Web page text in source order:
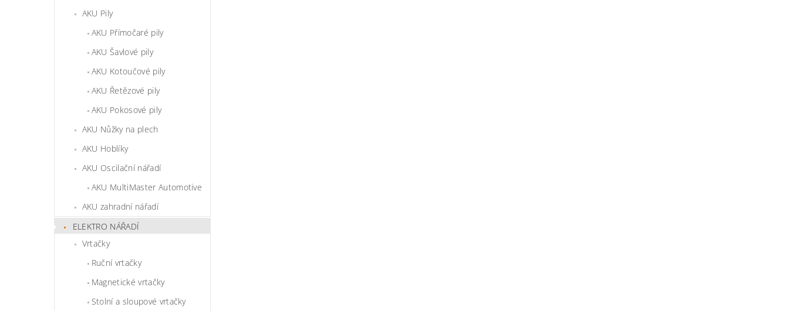
AKU Pily
AKU Přímočaré pily
AKU Šavlové pily
AKU Kotoučové pily
AKU Řetězové pily
AKU Pokosové pily
AKU Nůžky na plech
AKU Hoblíky
AKU Oscilační nářadí
AKU MultiMaster Automotive
AKU zahradní nářadí
ELEKTRO NÁŘADÍ
Vrtačky
Ruční vrtačky
Magnetické vrtačky
Stolní a sloupové vrtačky